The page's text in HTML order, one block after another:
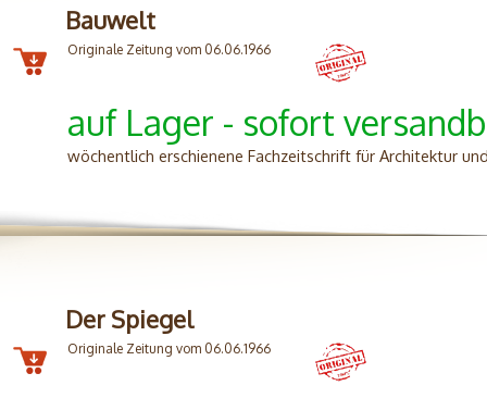
Bauwelt
Originale Zeitung vom 06.06.1966
auf Lager - sofort
wöchentlich erschienene Fachzeitschrift für Architektur
Der Spiegel
Originale Zeitung vom 06.06.1966